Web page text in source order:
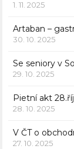
1. 11. 2025
Artaban –
30. 10. 2025
Se seniory v
29. 10. 2025
Pietní akt
28. 10. 2025
V ČT o
27. 10. 2025